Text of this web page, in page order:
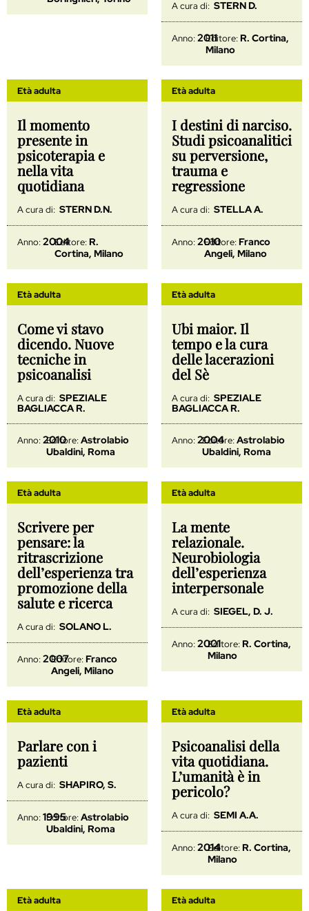
A cura di: STERN D.
Anno:2011
Editore:R. Cortina,
Milano
Età adulta
Il momento
presente in
psicoterapia e
nella vita
quotidiana
A cura di: STERN D.N.
Anno:2004
Editore: R.
Cortina, Milano
Età adulta
I destini di narciso.
Studi psicoanalitici
su perversione,
trauma e
regressione
A cura di: STELLA A.
Anno:2010
Editore:Franco
Angeli, Milano
Età adulta
Come vi stavo
dicendo. Nuove
tecniche in
psicoanalisi
A cura di: SPEZIALE
BAGLIACCA R.
Anno:2010
Editore:Astrolabio
Ubaldini, Roma
Età adulta
Ubi maior. Il
tempo e la cura
delle lacerazioni
del Sè
A cura di: SPEZIALE
BAGLIACCA R.
Anno:2004
Editore:Astrolabio
Ubaldini, Roma
Età adulta
Scrivere per
pensare: la
ritrascrizione
dell’esperienza tra
promozione della
salute e ricerca
A cura di: SOLANO L.
Anno:2007
Editore:Franco
Angeli, Milano
Età adulta
La mente
relazionale.
Neurobiologia
dell’esperienza
interpersonale
A cura di: SIEGEL, D. J.
Anno:2001
Editore:R. Cortina,
Milano
Età adulta
Parlare con i
pazienti
A cura di: SHAPIRO, S.
Anno:1995
Editore:Astrolabio
Ubaldini, Roma
Età adulta
Psicoanalisi della
vita quotidiana.
L’umanità è in
pericolo?
A cura di: SEMI A.A.
Anno:2014
Editore:R. Cortina,
Milano
Età adulta Età adulta